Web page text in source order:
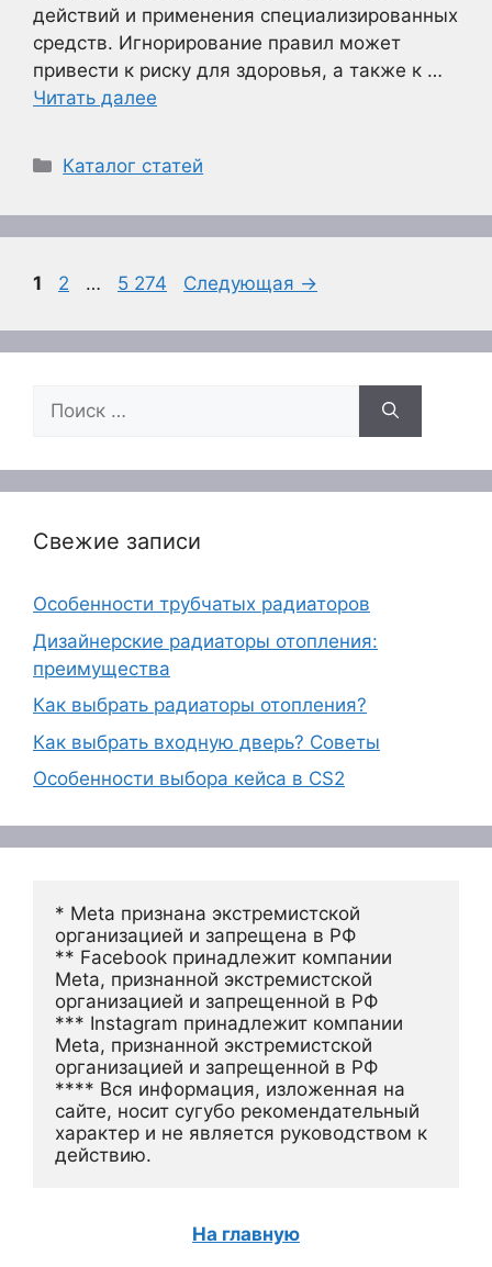
действий и применения специализированных
средств. Игнорирование правил может
привести к риску для здоровья, а также к …
Читать далее
Рубрики
Каталог статей
Страница
1 Страница
2 … Страница
5 274 Следующая →
Поиск:
Свежие записи
Особенности трубчатых радиаторов
Дизайнерские радиаторы отопления:
преимущества
Как выбрать радиаторы отопления?
Как выбрать входную дверь? Советы
Особенности выбора кейса в CS2
* Meta признана экстремистской
организацией и запрещена в РФ
** Facebook принадлежит компании
Meta, признанной экстремистской
организацией и запрещенной в РФ
*** Instagram принадлежит компании
Meta, признанной экстремистской
организацией и запрещенной в РФ
**** Вся информация, изложенная на
сайте, носит сугубо рекомендательный
характер и не является руководством к
действию.
На главную